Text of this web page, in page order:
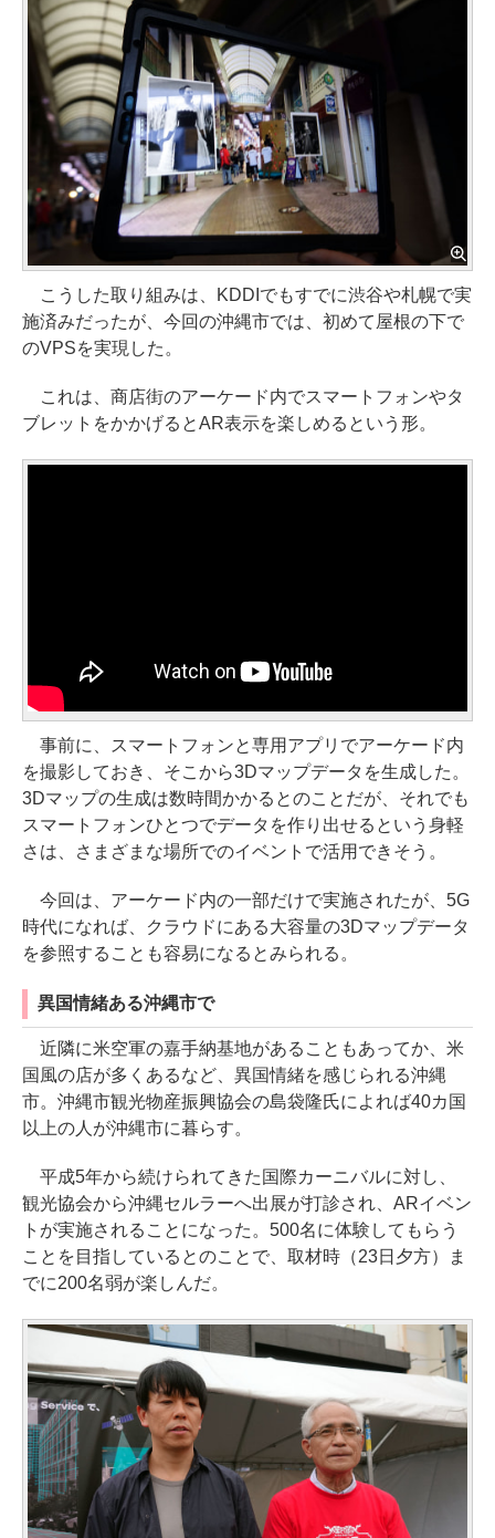
こうした取り組みは、KDDIでもすでに渋谷や札幌で実
施済みだったが、今回の沖縄市では、初めて屋根の下で
のVPSを実現した。
これは、商店街のアーケード内でスマートフォンやタ
ブレットをかかげるとAR表示を楽しめるという形。
事前に、スマートフォンと専用アプリでアーケード内
を撮影しておき、そこから3Dマップデータを生成した。
3Dマップの生成は数時間かかるとのことだが、それでも
スマートフォンひとつでデータを作り出せるという身軽
さは、さまざまな場所でのイベントで活用できそう。
今回は、アーケード内の一部だけで実施されたが、5G
時代になれば、クラウドにある大容量の3Dマップデータ
を参照することも容易になるとみられる。
異国情緒ある沖縄市で
近隣に米空軍の嘉手納基地があることもあってか、米
国風の店が多くあるなど、異国情緒を感じられる沖縄
市。沖縄市観光物産振興協会の島袋隆氏によれば40カ国
以上の人が沖縄市に暮らす。
平成5年から続けられてきた国際カーニバルに対し、
観光協会から沖縄セルラーへ出展が打診され、ARイベン
トが実施されることになった。500名に体験してもらう
ことを目指しているとのことで、取材時（23日夕方）ま
でに200名弱が楽しんだ。